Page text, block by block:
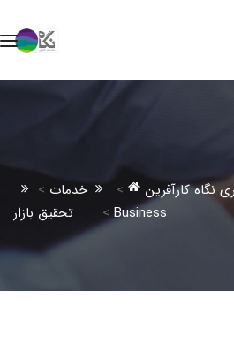
نگاه کارآفرین > خدمات >
Business
> تحقیق بازار